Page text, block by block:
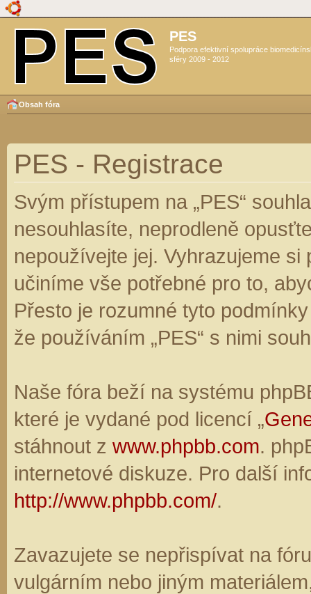
PES
Podpora efektivní spolupráce
sféry 2009 - 2012
Obsah fóra
PES - Registrace
Svým přístupem na „PES“
nesouhlasíte, neprodleně
nepoužívejte jej. Vyhrazujeme
učiníme vše potřebné pro to,
Přesto je rozumné tyto
že používáním „PES“ s nimi
Naše fóra beží na systému
které je vydané pod licencí „
stáhnout z www.phpbb.com.
internetové diskuze. Pro další
http://www.phpbb.com/.
Zavazujete se nepřispívat na
vulgárním nebo jiným